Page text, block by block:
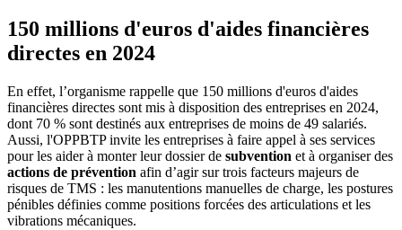
150 millions d'euros d'aides financières
directes en 2024
En effet, l’organisme rappelle que 150 millions d'euros d'aides
financières directes sont mis à disposition des entreprises en 2024,
dont 70 % sont destinés aux entreprises de moins de 49 salariés.
Aussi, l'OPPBTP invite les entreprises à faire appel à ses services
pour les aider à monter leur dossier de subvention et à organiser des
actions de prévention afin d’agir sur trois facteurs majeurs de
risques de TMS : les manutentions manuelles de charge, les postures
pénibles définies comme positions forcées des articulations et les
vibrations mécaniques.